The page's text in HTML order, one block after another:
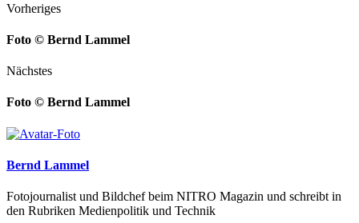
Vorheriges
Foto © Bernd Lammel
Nächstes
Foto © Bernd Lammel
Bernd Lammel
Fotojournalist und Bildchef beim NITRO Magazin und schreibt in
den Rubriken Medienpolitik und Technik